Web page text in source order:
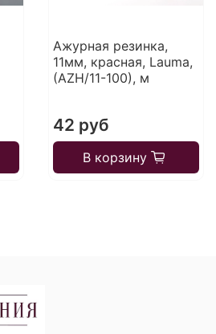
Ажурная резинка,
11мм, красная, Lauma,
(AZH/11-100), м
42 руб
В корзину